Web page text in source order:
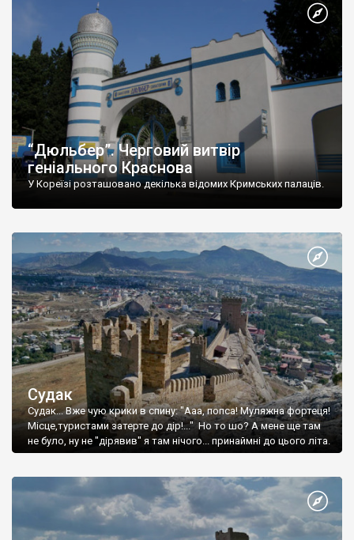
“Дюльбер”. Черговий витвір
геніального Краснова
У Кореїзі розташовано декілька відомих Кримських палаців.
Судак
Судак... Вже чую крики в спину: "Ааа, попса! Муляжна фортеця!
Місце,туристами затерте до дір!..." Но то шо? А мене ще там
не було, ну не "дірявив" я там нічого... принаймні до цього літа.